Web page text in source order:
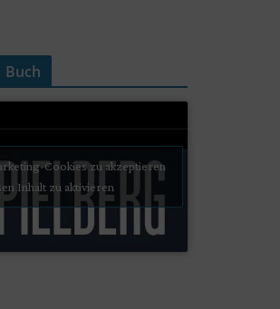
Buch
Cookies zu akzeptieren
Inhalt zu aktivieren